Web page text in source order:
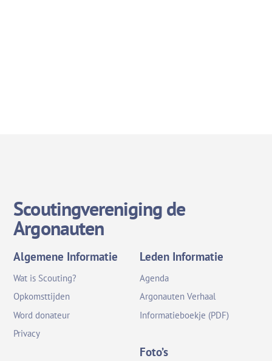
Scoutingvereniging de
Argonauten
Algemene Informatie
Wat is Scouting?
Opkomsttijden
Word donateur
Privacy
Leden Informatie
Agenda
Argonauten Verhaal
Informatieboekje (PDF)
Foto’s